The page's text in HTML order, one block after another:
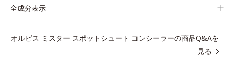
も絶好調の肌を叶えます(*)。
* メイク効果による
全成分表示
オルビス ミスター スポットシュート コンシーラーの商品Q&Aを
見る